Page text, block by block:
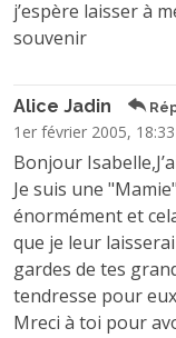
j’espère laisser à
souvenir
Alice Jadin
1er février 2005, 18:33
Bonjour
Je suis une
énormément et
que je leur
gardes de tes
tendresse pour
Mreci à toi pour